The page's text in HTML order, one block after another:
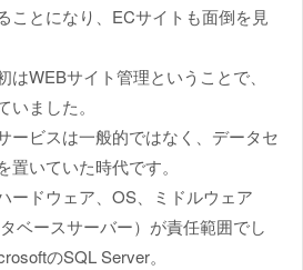
ことになり、ECサイトも面倒を見
はWEBサイト管理ということで、
ました。
ービスは一般的ではなく、データセ
いていた時代です。
ードウェア、OS、ミドルウェア
ベースサーバー）が責任範囲でし
のSQL Server。